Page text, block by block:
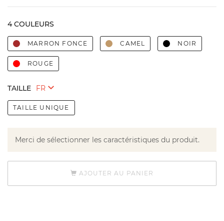
4 COULEURS
MARRON FONCE CAMEL NOIR
ROUGE
TAILLE
TAILLE UNIQUE
Merci de sélectionner les caractéristiques du produit.
AJOUTER AU PANIER